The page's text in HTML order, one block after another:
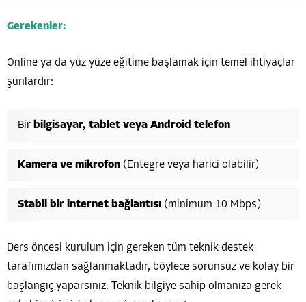
Gerekenler:
Online ya da yüz yüze eğitime başlamak için temel ihtiyaçlar
şunlardır:
Bir bilgisayar, tablet veya Android telefon
Kamera ve mikrofon (Entegre veya harici olabilir)
Stabil bir internet bağlantısı (minimum 10 Mbps)
Ders öncesi kurulum için gereken tüm teknik destek
tarafımızdan sağlanmaktadır, böylece sorunsuz ve kolay bir
başlangıç yaparsınız. Teknik bilgiye sahip olmanıza gerek